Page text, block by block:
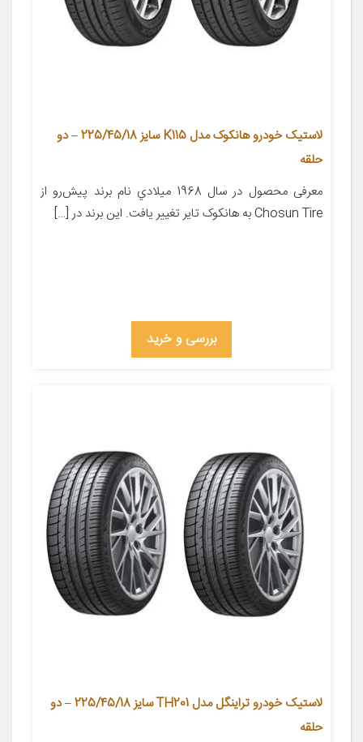
لاستیک خودرو هانکوک مدل K115 سایز 225/45/18 – دو
حلقه
معرفی محصول در سال 1968 ميلادي نام برند پيش‌رو از
Chosun Tire به هانکوک تاير تغيير يافت. اين برند در […]
بررسی و خرید
لاستیک خودرو تراینگل مدل TH201 سایز 225/45/18 – دو
حلقه